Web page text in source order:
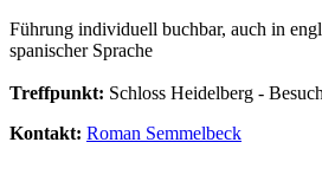
Führung individuell buchbar, auch in
spanischer Sprache
Treffpunkt: Schloss Heidelberg -
Kontakt: Roman Semmelbeck